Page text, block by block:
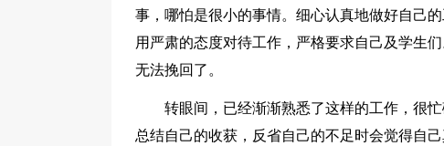
事，哪怕是很小的事情。细心认真地做好自己
用严肃的态度对待工作，严格要求自己及学生
无法挽回了。
转眼间，已经渐渐熟悉了这样的工作，很
总结自己的收获，反省自己的不足时会觉得自